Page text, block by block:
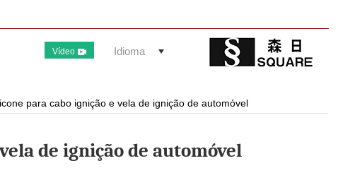
Idioma
Vídeo
para cabo ignição e vela de ignição de automóvel
de ignição de automóvel